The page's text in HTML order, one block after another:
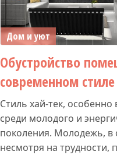
Дом и уют
Обустройство
современном
Стиль хай-тек, особенно
среди молодого и
поколения. Молодежь, в
несмотря на трудности,